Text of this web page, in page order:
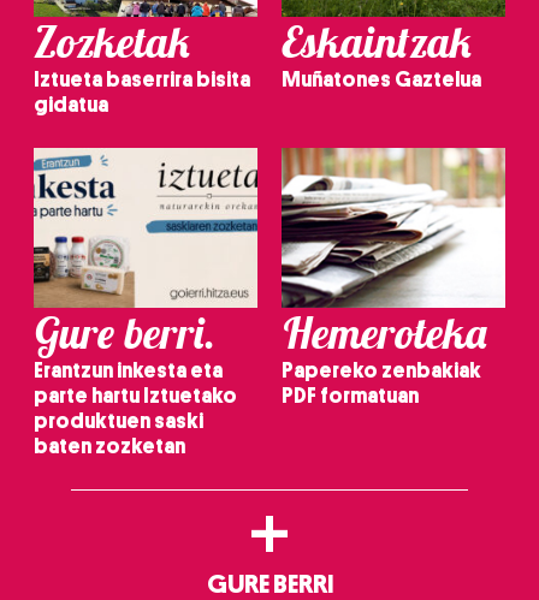
Zozketak
Iztueta baserrira bisita
gidatua
Eskaintzak
Muñatones Gaztelua
Gure berri.
Erantzun inkesta eta
parte hartu Iztuetako
produktuen saski
baten zozketan
Hemeroteka
Papereko zenbakiak
PDF formatuan
+
GURE BERRI